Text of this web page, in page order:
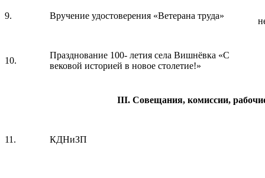
9. Вручение удостоверения «Ветерана труда»
10.
Празднование 100- летия села Вишнёвка «С
вековой историей в новое столетие!»
III. Совещания, комиссии,
11. КДНиЗП